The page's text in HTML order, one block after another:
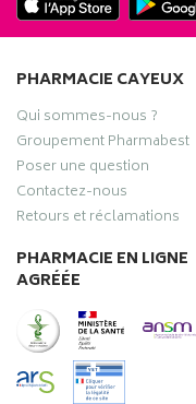
PHARMACIE CAYEUX
Qui sommes-nous ?
Groupement Pharmabest
Poser une question
Contactez-nous
Retours et réclamations
PHARMACIE EN LIGNE
AGRÉÉE